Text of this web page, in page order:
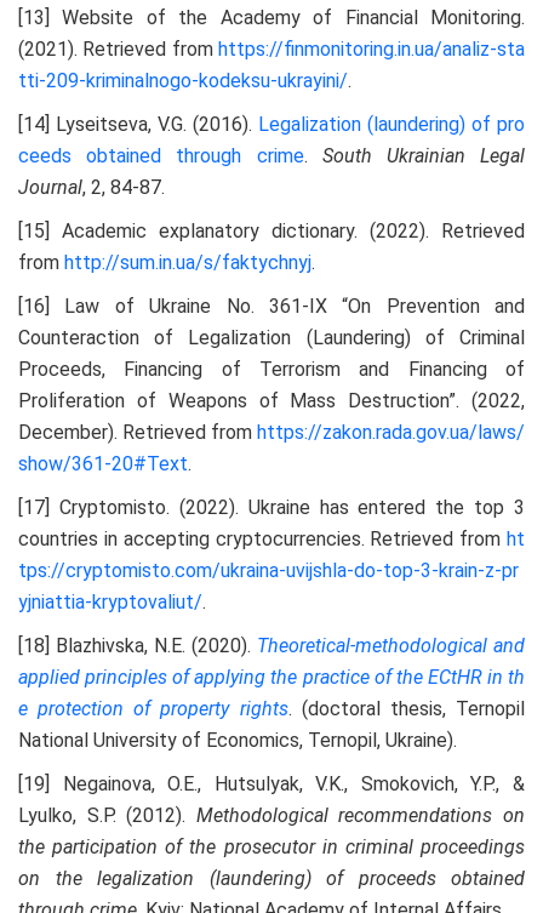
[13] Website of the Academy of Financial Monitoring.
(2021). Retrieved from https://finmonitoring.in.ua/analiz-sta
tti-209-kriminalnogo-kodeksu-ukrayini/.
[14] Lyseitseva, V.G. (2016). Legalization (laundering) of pro
ceeds obtained through crime. South Ukrainian Legal
Journal, 2, 84-87.
[15] Academic explanatory dictionary. (2022). Retrieved
from http://sum.in.ua/s/faktychnyj.
[16] Law of Ukraine No. 361-IX “On Prevention and
Counteraction of Legalization (Laundering) of Criminal
Proceeds, Financing of Terrorism and Financing of
Proliferation of Weapons of Mass Destruction”. (2022,
December). Retrieved from https://zakon.rada.gov.ua/laws/
show/361-20#Text.
[17] Cryptomisto. (2022). Ukraine has entered the top 3
countries in accepting cryptocurrencies. Retrieved from ht
tps://cryptomisto.com/ukraina-uvijshla-do-top-3-krain-z-pr
yjniattia-kryptovaliut/.
[18] Blazhivska, N.E. (2020). Theoretical-methodological and
applied principles of applying the practice of the ECtHR in th
e protection of property rights. (doctoral thesis, Ternopil
National University of Economics, Ternopil, Ukraine).
[19] Negainova, O.E., Hutsulyak, V.K., Smokovich, Y.P., &
Lyulko, S.P. (2012). Methodological recommendations on
the participation of the prosecutor in criminal proceedings
on the legalization (laundering) of proceeds obtained